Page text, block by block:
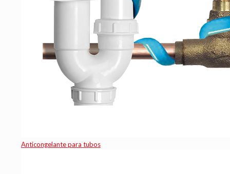
Anticongelante para tubos